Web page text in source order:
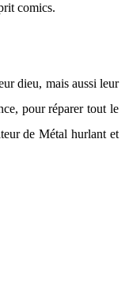
comics.
dieu, mais aussi leur
pour réparer tout le
de Métal hurlant et